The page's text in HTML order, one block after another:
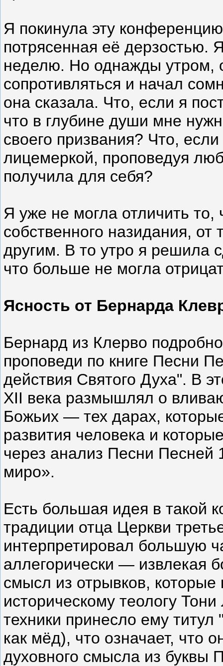
Я покинула эту
потрясенная её дерзостью.
неделю. Но однажды утром,
сопротивляться и начал
она сказала. Что, если я
что в глубине души мне
своего призвания? Что,
лицемеркой, проповедуя
получила для себя?
Я уже не могла отличить
собственного назидания,
другим. В то утро я решила
что больше не могла
Ясность от Бернарда
Бернард из Клерво
проповеди по книге Песни
действия Святого Духа". В
XII века размышлял о
Божьих — тех дарах,
развития человека и
через анализ Песни Песней
миро».
Есть большая идея в такой
традиции отца Церкви
интерпретировал большую
аллегорически — извлекая
смысл из отрывков,
историческому теологу
техники принесло ему
как мёд), что означает, что
духовного смысла из буквы